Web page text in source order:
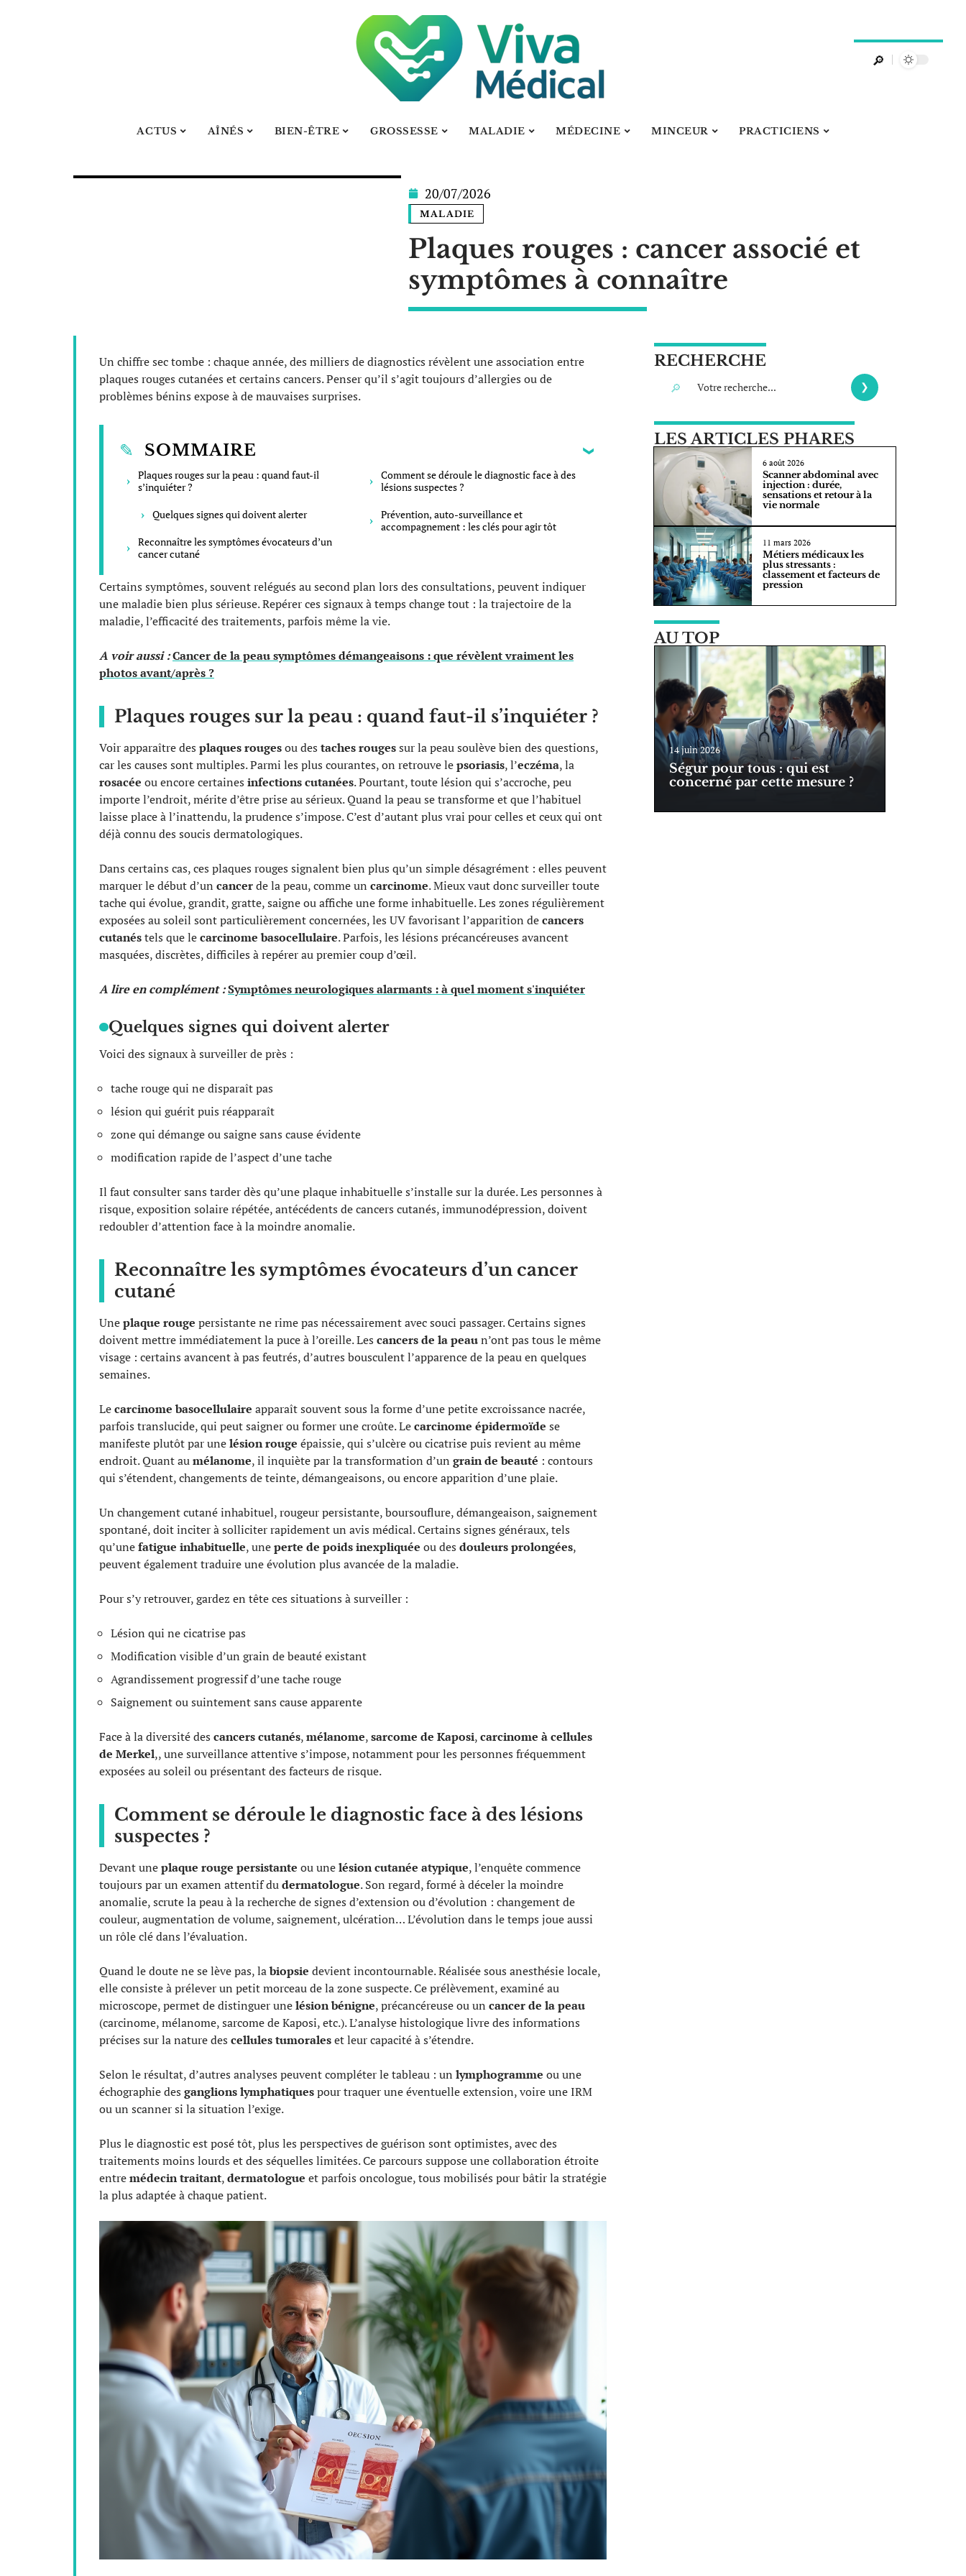
ACTUS AÎNÉS BIEN-ÊTRE GROSSESSE MALADIE MÉDECINE MINCEUR PRACTICIENS
20/07/2026
MALADIE
Plaques rouges : cancer associé et
symptômes à connaître
Un chiffre sec tombe : chaque année, des milliers de diagnostics révèlent une association entre
plaques rouges cutanées et certains cancers. Penser qu’il s’agit toujours d’allergies ou de
problèmes bénins expose à de mauvaises surprises.
SOMMAIRE
Plaques rouges sur la peau : quand faut-il
s’inquiéter ?
Quelques signes qui doivent alerter
Reconnaître les symptômes évocateurs d’un
cancer cutané
Comment se déroule le diagnostic face à des
lésions suspectes ?
Prévention, auto-surveillance et
accompagnement : les clés pour agir tôt
Certains symptômes, souvent relégués au second plan lors des consultations, peuvent indiquer
une maladie bien plus sérieuse. Repérer ces signaux à temps change tout : la trajectoire de la
maladie, l’efficacité des traitements, parfois même la vie.
A voir aussi :Cancer de la peau symptômes démangeaisons : que révèlent vraiment les
photos avant/après ?
Plaques rouges sur la peau : quand faut-il s’inquiéter ?
Voir apparaître des plaques rougesou des taches rougessur la peau soulève bien des questions,
car les causes sont multiples. Parmi les plus courantes, on retrouve lepsoriasis, l’eczéma, la
rosacée ou encore certaines infections cutanées. Pourtant, toute lésion qui s’accroche, peu
importe l’endroit, mérite d’être prise au sérieux. Quand la peau se transforme et que l’habituel
laisse place à l’inattendu, la prudence s’impose. C’est d’autant plus vrai pour celles et ceux qui ont
déjà connu des soucis dermatologiques.
Dans certains cas, ces plaques rouges signalent bien plus qu’un simple désagrément : elles peuvent
marquer le début d’un cancerde la peau, comme un carcinome. Mieux vaut donc surveiller toute
tache qui évolue, grandit, gratte, saigne ou affiche une forme inhabituelle. Les zones régulièrement
exposées au soleil sont particulièrement concernées, les UV favorisant l’apparition decancers
cutanéstels que lecarcinome basocellulaire. Parfois, les lésions précancéreuses avancent
masquées, discrètes, difficiles à repérer au premier coup d’œil.
A lire en complément :Symptômes neurologiques alarmants : à quel moment s'inquiéter
Quelques signes qui doivent alerter
Voici des signaux à surveiller de près :
tache rouge qui ne disparaît pas
lésion qui guérit puis réapparaît
zone qui démange ou saigne sans cause évidente
modification rapide de l’aspect d’une tache
Il faut consulter sans tarder dès qu’une plaque inhabituelle s’installe sur la durée. Les personnes à
risque, exposition solaire répétée, antécédents de cancers cutanés, immunodépression, doivent
redoubler d’attention face à la moindre anomalie.
Reconnaître les symptômes évocateurs d’un cancer
cutané
Uneplaque rouge persistante ne rime pas nécessairement avec souci passager. Certains signes
doivent mettre immédiatement la puce à l’oreille. Les cancers de la peaun’ont pas tous le même
visage : certains avancent à pas feutrés, d’autres bousculent l’apparence de la peau en quelques
semaines.
Lecarcinome basocellulaire apparaît souvent sous la forme d’une petite excroissance nacrée,
parfois translucide, qui peut saigner ou former une croûte. Lecarcinome épidermoïde se
manifeste plutôt par unelésion rouge épaissie, qui s’ulcère ou cicatrise puis revient au même
endroit. Quant aumélanome, il inquiète par la transformation d’un grain de beauté : contours
qui s’étendent, changements de teinte, démangeaisons, ou encore apparition d’une plaie.
Un changement cutané inhabituel, rougeur persistante, boursouflure, démangeaison, saignement
spontané, doit inciter à solliciter rapidement un avis médical. Certains signes généraux, tels
qu’unefatigue inhabituelle, uneperte de poids inexpliquée ou des douleurs prolongées,
peuvent également traduire une évolution plus avancée de la maladie.
Pour s’y retrouver, gardez en tête ces situations à surveiller :
Lésion qui ne cicatrise pas
Modification visible d’un grain de beauté existant
Agrandissement progressif d’une tache rouge
Saignement ou suintement sans cause apparente
Face à la diversité des cancers cutanés,mélanome,sarcome de Kaposi,carcinome à cellules
de Merkel,, une surveillance attentive s’impose, notamment pour les personnes fréquemment
exposées au soleil ou présentant des facteurs de risque.
Comment se déroule le diagnostic face à des lésions
suspectes ?
Devant uneplaque rouge persistante ou unelésion cutanée atypique, l’enquête commence
toujours par un examen attentif dudermatologue. Son regard, formé à déceler la moindre
anomalie, scrute la peau à la recherche de signes d’extension ou d’évolution : changement de
couleur, augmentation de volume, saignement, ulcération… L’évolution dans le temps joue aussi
un rôle clé dans l’évaluation.
Quand le doute ne se lève pas, labiopsie devient incontournable. Réalisée sous anesthésie locale,
elle consiste à prélever un petit morceau de la zone suspecte. Ce prélèvement, examiné au
microscope, permet de distinguer unelésion bénigne, précancéreuse ou un cancer de la peau
(carcinome, mélanome, sarcome de Kaposi, etc.). L’analyse histologique livre des informations
précises sur la nature des cellules tumoraleset leur capacité à s’étendre.
Selon le résultat, d’autres analyses peuvent compléter le tableau : un lymphogramme ou une
échographie des ganglions lymphatiquespour traquer une éventuelle extension, voire une IRM
ou un scanner si la situation l’exige.
Plus le diagnostic est posé tôt, plus les perspectives de guérison sont optimistes, avec des
traitements moins lourds et des séquelles limitées. Ce parcours suppose une collaboration étroite
entremédecin traitant,dermatologue et parfois oncologue, tous mobilisés pour bâtir la stratégie
la plus adaptée à chaque patient.
RECHERCHE
LES ARTICLES PHARES
6 août 2026
Scanner abdominal avec
injection : durée,
sensations et retour à la
vie normale
11 mars 2026
Métiers médicaux les
plus stressants :
classement et facteurs de
pression
AU TOP
14 juin 2026
Ségur pour tous : qui est
concerné par cette mesure ?